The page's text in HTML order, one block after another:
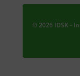
© 2026 IDSK -